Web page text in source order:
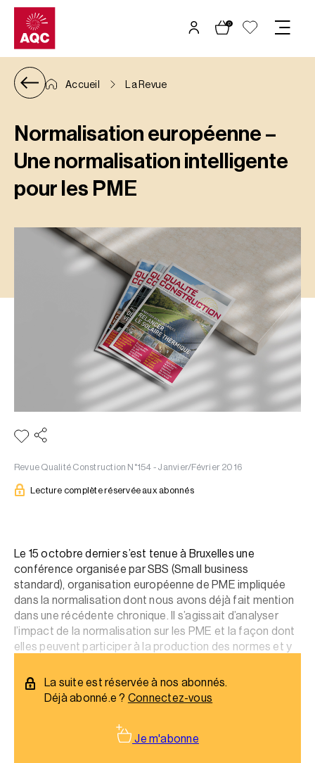
Panneau de gestion des cookies
0
Accueil La Revue
Normalisation européenne –
Une normalisation intelligente
pour les PME
Revue Qualité Construction N°154 - Janvier/Février 2016
Lecture complète réservée aux abonnés
Le 15 octobre dernier s’est tenue à Bruxelles une
conférence organisée par SBS (Small business
standard), organisation européenne de PME impliquée
dans la normalisation dont nous avons déjà fait mention
dans une récédente chronique. Il s’agissait d’analyser
l’impact de la normalisation sur les PME et la façon dont
elles peuvent participer à la production des normes et y
La suite est réservée à nos abonnés.
Déjà abonné.e ? Connectez-vous
Je m'abonne